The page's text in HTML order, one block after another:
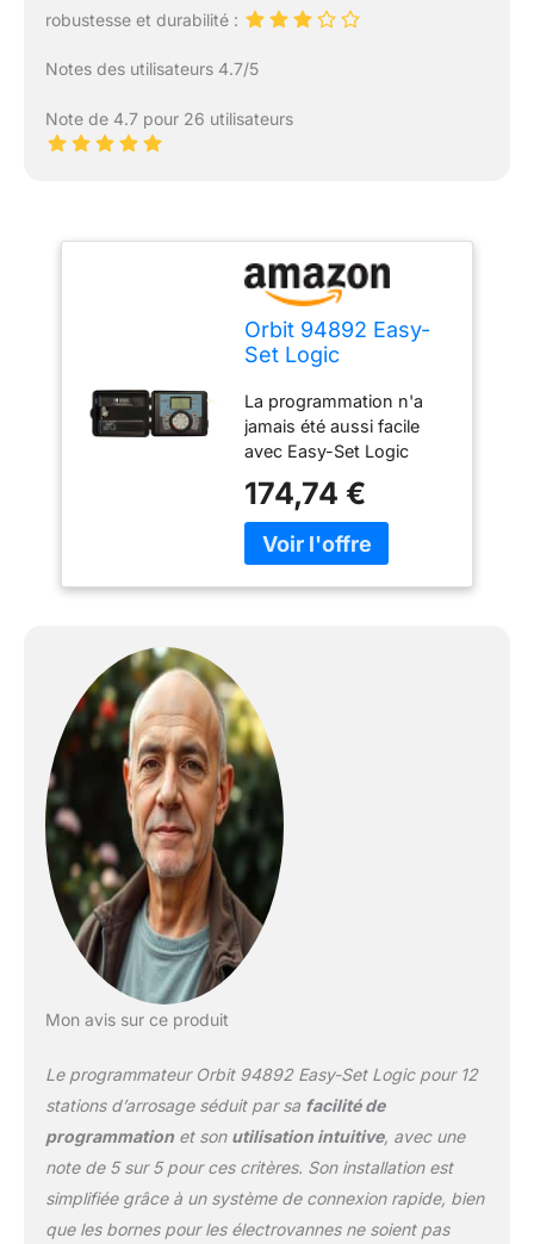
robustesse et durabilité :
Notes des utilisateurs 4.7/5
Note de 4.7 pour 26 utilisateurs
Orbit 94892 Easy-
Set Logic
Stations d'arrosage
La programmation n'a
jamais été aussi facile
avec Easy-Set Logic
12 heures de démarrage
pour une flexibilité dans
toutes les situations
contrôler votre système.
Accès facile pour
câblage simple. Armoire
à l'épreuve de l'eau pour
une utilisation en
intérieur/extérieur.
Transformateur interne
donc pas besoin
d'adaptateur CA. Peut
être installé en intérieur
ou extérieur et utilisé
174,74 €
Mon avis sur ce produit
Le programmateur Orbit 94892 Easy-Set Logic pour 12
stations d’arrosage séduit par sa facilité de
programmationet son utilisation intuitive, avec une
note de 5 sur 5 pour ces critères. Son installation est
simplifiée grâce à un système de connexion rapide, bien
que les bornes pour les électrovannes ne soient pas